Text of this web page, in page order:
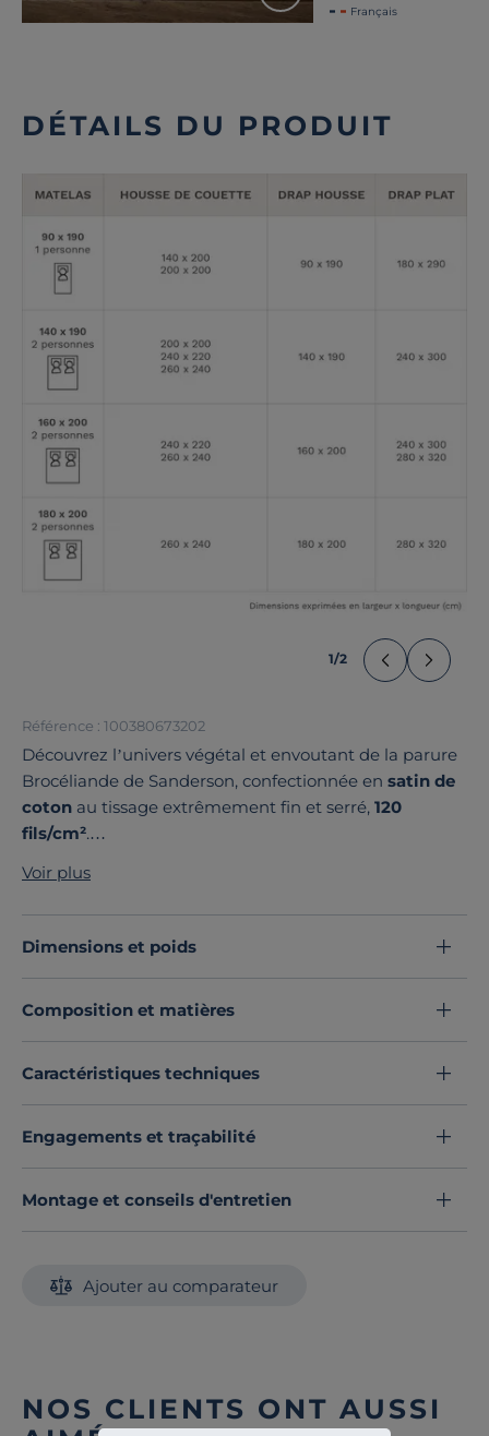
Français
DÉTAILS DU PRODUIT
1/2
Référence : 100380673202
Découvrez l’univers végétal et envoutant de la parure
Brocéliande de Sanderson, confectionnée en satin de
coton au tissage extrêmement fin et serré, 120
fils/cm².
forêt du même nom, mêlant magie, contes et
légendes pour vous assurer de ne faire que de beaux
rêves !
framboise, pour s’accorder parfaitement à la parure.
Découvrez toute notre sélection :Draps housse
Voir plus
Dimensions et poids
Composition et matières
Caractéristiques techniques
Engagements et traçabilité
Montage et conseils d'entretien
Ajouter au comparateur
NOS CLIENTS ONT AUSSI